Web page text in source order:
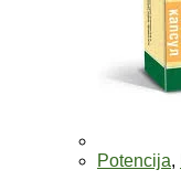
Potencija,